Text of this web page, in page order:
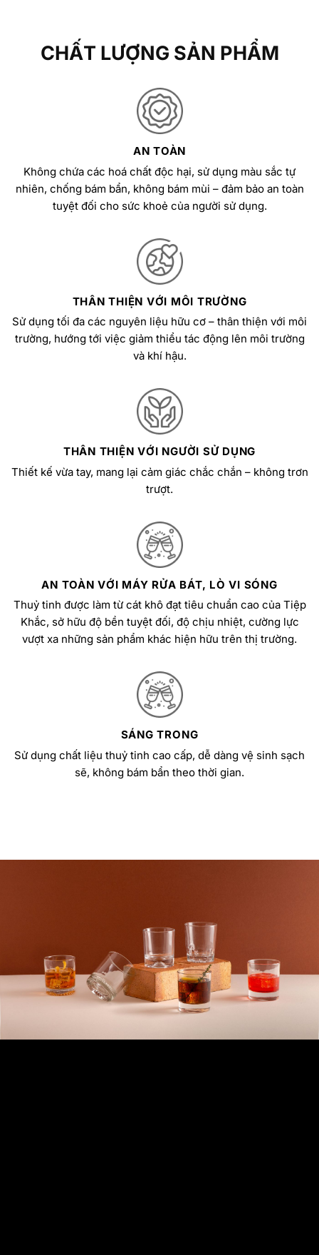
CHẤT LƯỢNG SẢN PHẨM
AN TOÀN
Không chứa các hoá chất độc hại, sử dụng màu sắc tự
nhiên, chống bám bẩn, không bám mùi – đảm bảo an toàn
tuyệt đối cho sức khoẻ của người sử dụng.
THÂN THIỆN VỚI MÔI TRƯỜNG
Sử dụng tối đa các nguyên liệu hữu cơ – thân thiện với môi
trường, hướng tới việc giảm thiểu tác động lên môi trường
và khí hậu.
THÂN THIỆN VỚI NGƯỜI SỬ DỤNG
Thiết kế vừa tay, mang lại cảm giác chắc chắn – không trơn
trượt.
AN TOÀN VỚI MÁY RỬA BÁT, LÒ VI SÓNG
Thuỷ tinh được làm từ cát khô đạt tiêu chuẩn cao của Tiệp
Khắc, sở hữu độ bền tuyệt đối, độ chịu nhiệt, cường lực
vượt xa những sản phẩm khác hiện hữu trên thị trường.
SÁNG TRONG
Sử dụng chất liệu thuỷ tinh cao cấp, dễ dàng vệ sinh sạch
sẽ, không bám bẩn theo thời gian.